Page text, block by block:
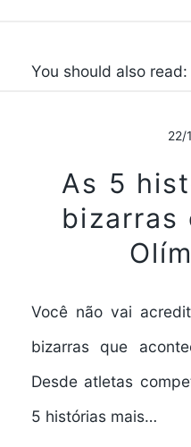
You should also read:
22/
As 5
bizarras
Você não vai
bizarras que
Desde atletas
5 histórias mais…